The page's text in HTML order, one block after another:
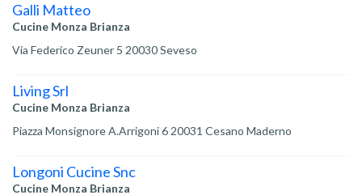
Galli Matteo
Cucine Monza Brianza
Via Federico Zeuner 5 20030 Seveso
Living Srl
Cucine Monza Brianza
Piazza Monsignore A.Arrigoni 6 20031 Cesano Maderno
Longoni Cucine Snc
Cucine Monza Brianza